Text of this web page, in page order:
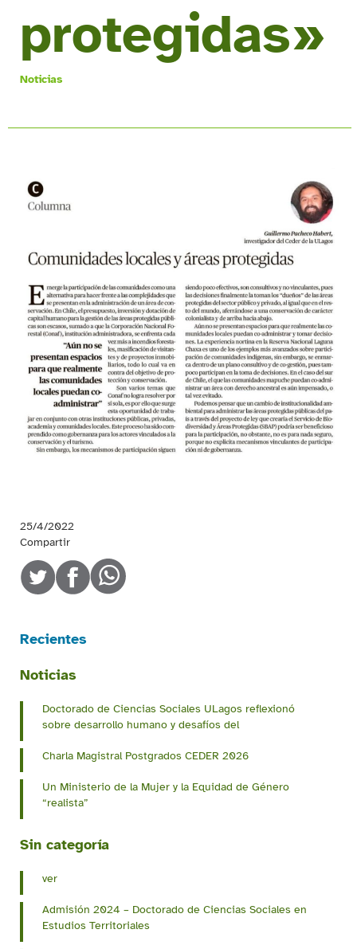
protegidas»
Noticias
25/4/2022
Compartir
Recientes
Noticias
Doctorado de Ciencias Sociales ULagos reflexionó
sobre desarrollo humano y desafíos del
Charla Magistral Postgrados CEDER 2026
Un Ministerio de la Mujer y la Equidad de Género
“realista”
Sin categoría
ver
Admisión 2024 – Doctorado de Ciencias Sociales en
Estudios Territoriales